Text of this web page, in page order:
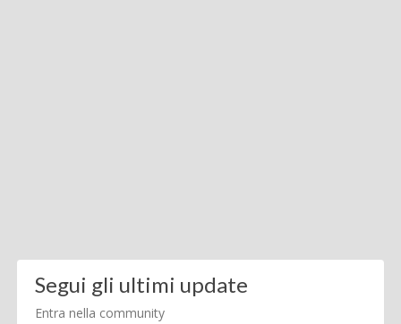
Segui gli ultimi update
Entra nella community